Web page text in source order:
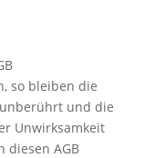
so bleiben die
und die
Unwirksamkeit
diesen AGB